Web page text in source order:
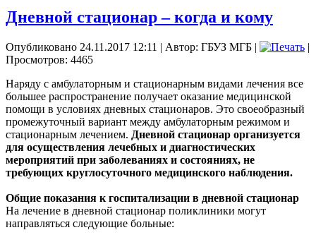
Дневной стационар – когда и кому
Опубликовано 24.11.2017 12:11 | Автор: ГБУЗ МГБ |
|
Просмотров: 4465
Наряду с амбулаторным и стационарным видами лечения все
большее распространение получает оказание медицинской
помощи в условиях дневных стационаров. Это своеобразный
промежуточный вариант между амбулаторным режимом и
стационарным лечением. Дневной стационар организуется
для осуществления лечебных и диагностических
мероприятий при заболеваниях и состояниях, не
требующих круглосуточного медицинского наблюдения.
Общие показания к госпитализации в дневной стационар
На лечение в дневной стационар поликлиники могут
направляться следующие больные: